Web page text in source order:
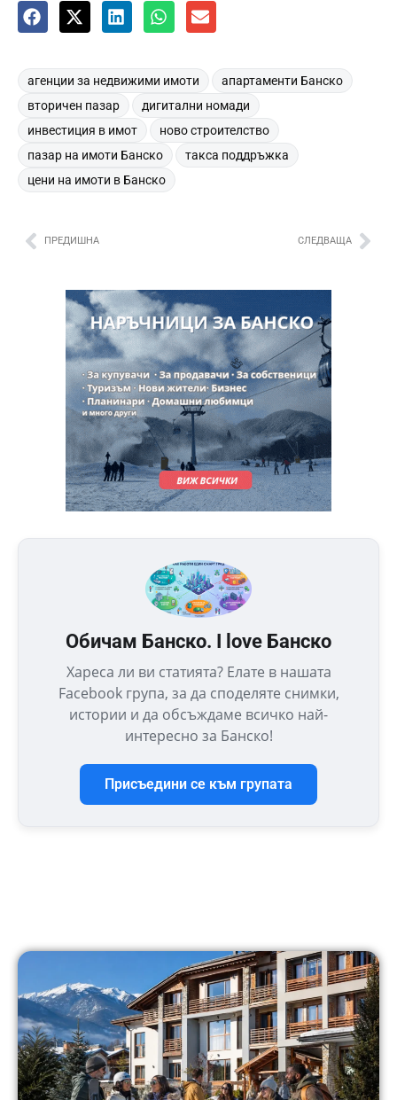
агенции за недвижими имоти апартаменти Банско
вторичен пазар дигитални номади
инвестиция в имот ново строителство
пазар на имоти Банско такса поддръжка
цени на имоти в Банско
ПРЕДИШНА СЛЕДВАЩА
Обичам Банско. I love Банско
Хареса ли ви статията? Елате в нашата
Facebook група, за да споделяте снимки,
истории и да обсъждаме всичко най-
интересно за Банско!
Присъедини се към групата